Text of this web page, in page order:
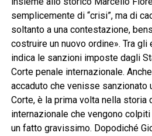
semplicemente di “crisi”, ma di
soltanto a una contestazione,
costruire un nuovo ordine». Tra
indica le sanzioni imposte dagli
Corte penale internazionale.
accaduto che venisse sanzionato
Corte, è la prima volta nella storia
internazionale che vengono
un fatto gravissimo. Dopodiché